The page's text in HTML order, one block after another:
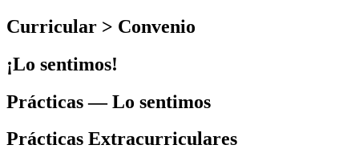
Curricular > Convenio
¡Lo sentimos!
Prácticas — Lo sentimos
Prácticas Extracurriculares